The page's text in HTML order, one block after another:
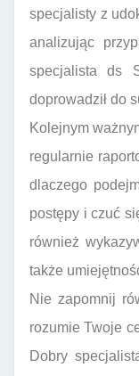
specjalisty z
analizując
specjalista ds
doprowadził do
Kolejnym
regularnie
dlaczego
postępy i czuć
również
także
Nie zapomnij
rozumie Twoje
Dobry